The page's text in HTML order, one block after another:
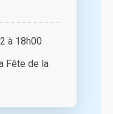
à 18h00
Fête de la